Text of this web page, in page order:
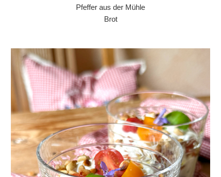
Pfeffer aus der Mühle
Brot